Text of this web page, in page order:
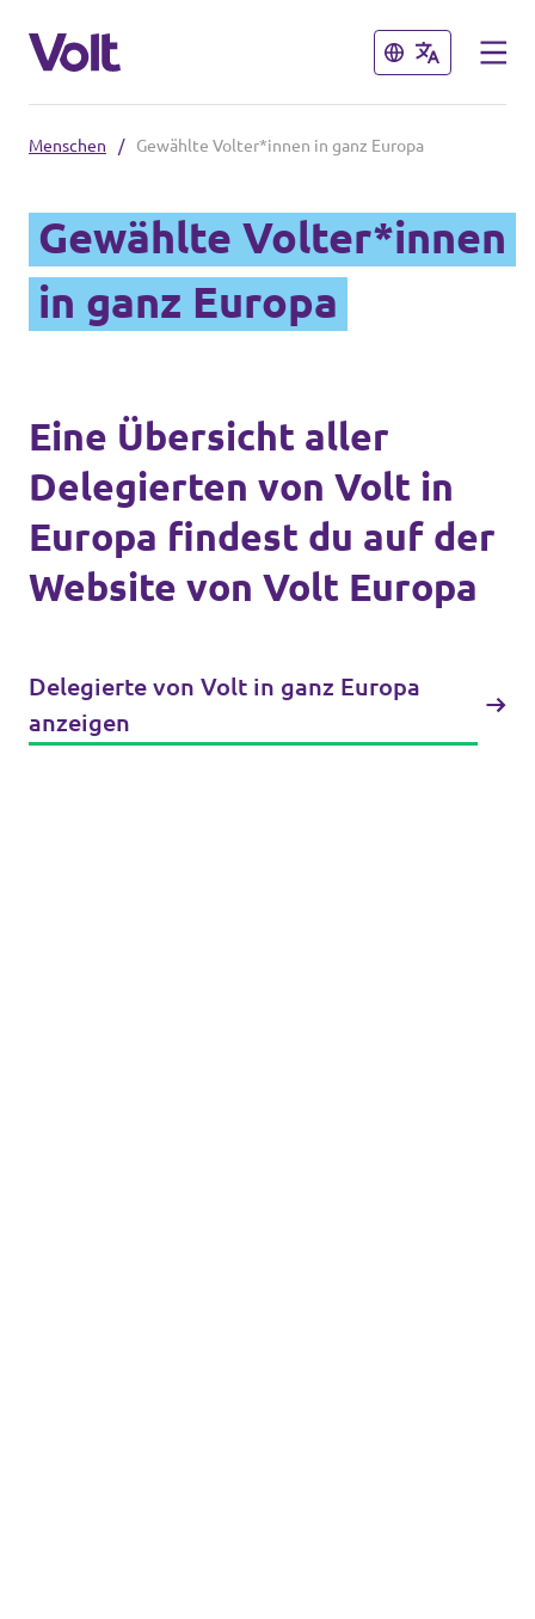
Schließen
Deutschland
Volt Deutschland
Volt in deinem Bundesland
Schließen
Programm
Menschen
Neuigkeiten
Unsere Events
Unterstützungsunterschriften
Menschen / Gewählte Volter*innen in ganz Europa
Gewählte Volter*innen
in ganz Europa
Eine Übersicht aller
Delegierten von Volt in
Europa findest du auf der
Website von Volt Europa
Delegierte von Volt in ganz Europa
anzeigen